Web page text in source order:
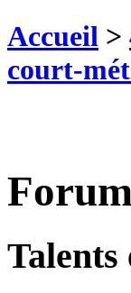
Accueil >
court-
Talents